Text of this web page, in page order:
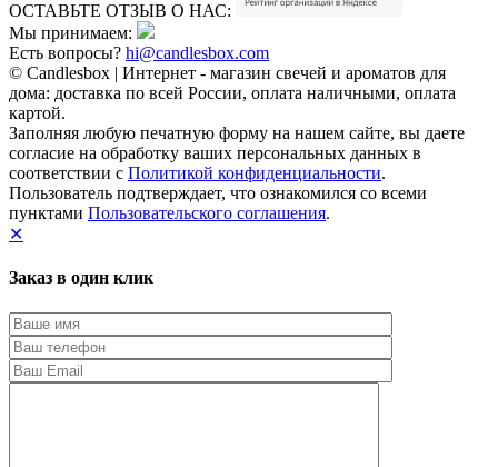
ОСТАВЬТЕ ОТЗЫВ О НАС:
Мы принимаем:
Есть вопросы? hi@candlesbox.com
© Candlesbox | Интернет - магазин свечей и ароматов для
дома: доставка по всей России, оплата наличными, оплата
картой.
Заполняя любую печатную форму на нашем сайте, вы даете
согласие на обработку ваших персональных данных в
соответствии с Политикой конфиденциальности.
Пользователь подтверждает, что ознакомился со всеми
пунктами Пользовательского соглашения.
✕
Заказ в один клик